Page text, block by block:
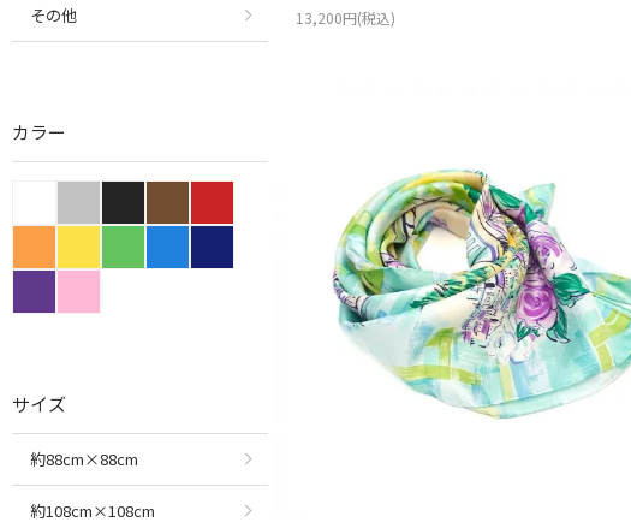
13,200円(税込)
その他
カラー
サイズ
約88cm×88cm
約108cm×108cm